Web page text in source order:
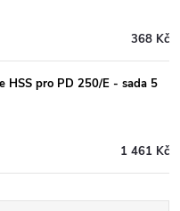
368 Kč
HSS pro PD 250/E - sada 5
1 461 Kč